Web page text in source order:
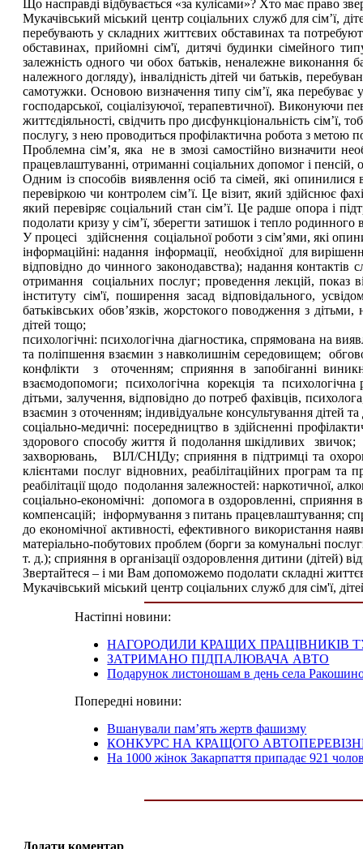
Що насправді відбувається «за кулісами»? Хто має право
Мукачівський міський центр соціальних служб для сім’ї,
перебувають у складних життєвих обставинах та
обставинах, прийомні сім'ї, дитячі будинки сімейного
залежність одного чи обох батьків, неналежне виконання
належного догляду), інвалідність дітей чи батьків,
самотужки. Основою визначення типу сім’ї, яка перебуває
господарської, соціалізуючої, терапевтичної). Виконуючи
життєдіяльності, свідчить про дисфункціональність сім’ї,
послугу, з нею проводиться профілактична робота з метою
Проблемна сім’я, яка не в змозі самостійно визначити
працевлаштуванні, отриманні соціальних допомог і
Одним із способів виявлення осіб та сімей, які
перевіркою чи контролем сім’ї. Це візит, який здійснює
який перевіряє соціальний стан сім’ї. Це радше опора і
подолати кризу у сім’ї, зберегти затишок і тепло
У процесі здійснення соціальної роботи з сім’ями, які
інформаційні: надання інформації, необхідної для
відповідно до чинного законодавства); надання
отримання соціальних послуг; проведення лекцій, показ
інституту сім'ї, поширення засад відповідального,
батьківських обов’язків, жорстокого поводження з
дітей тощо;
психологічні: психологічна діагностика, спрямована на
та поліпшення взаємин з навколишнім середовищем;
конфлікти з оточенням; сприяння в запобіганні
взаємодопомоги; психологічна корекція та психологічна
дітьми, залучення, відповідно до потреб фахівців,
взаємин з оточенням; індивідуальне консультування дітей
соціально-медичні: посередництво в здійсненні
здорового способу життя й подолання шкідливих
захворювань, ВІЛ/СНІДу; сприяння в підтримці та
клієнтами послуг відновних, реабілітаційних програм та
реабілітації щодо подолання залежностей: наркотичної,
соціально-економічні: допомога в оздоровленні,
компенсацій; інформування з питань працевлаштування;
до економічної активності, ефективного використання
матеріально-побутових проблем (борги за комунальні
т. д.); сприяння в організації оздоровлення дитини (дітей)
Звертайтеся – і ми Вам допоможемо подолати складні
Мукачівський міський центр соціальних служб для сім'ї,
Настіпні новини:
НАГОРОДИЛИ КРАЩИХ ПРАЦІВНИКІВ
ЗАТРИМАНО ПІДПАЛЮВАЧА АВТО
Подарунок листоношам в день села
Попередні новини:
Вшанували пам’ять жертв фашизму
КОНКУРС НА КРАЩОГО
На 1000 жінок Закарпаття припадає 921
Додати коментар